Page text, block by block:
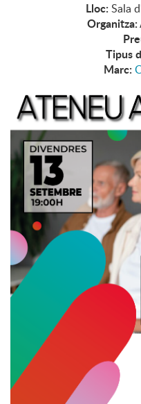
Lloc: Sala
Organitza:
Tipus
Marc: